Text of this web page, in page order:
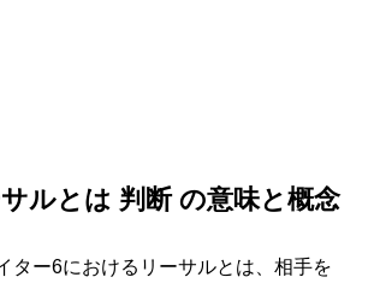
ルとは 判断 の意味と概念
ター6におけるリーサルとは、相手を